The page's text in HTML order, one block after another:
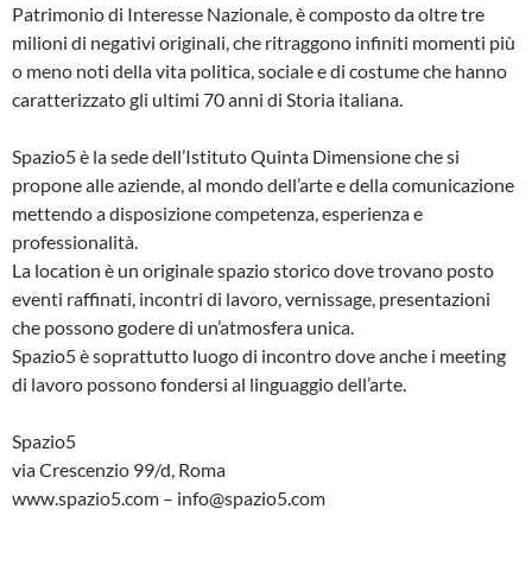
Patrimonio di Interesse Nazionale, è composto da oltre tre
milioni di negativi originali, che ritraggono infiniti momenti più
o meno noti della vita politica, sociale e di costume che hanno
caratterizzato gli ultimi 70 anni di Storia italiana.
Spazio5 è la sede dell’Istituto Quinta Dimensione che si
propone alle aziende, al mondo dell’arte e della comunicazione
mettendo a disposizione competenza, esperienza e
professionalità.
La location è un originale spazio storico dove trovano posto
eventi raffinati, incontri di lavoro, vernissage, presentazioni
che possono godere di un’atmosfera unica.
Spazio5 è soprattutto luogo di incontro dove anche i meeting
di lavoro possono fondersi al linguaggio dell’arte.
Spazio5
via Crescenzio 99/d, Roma
www.spazio5.com – info@spazio5.com